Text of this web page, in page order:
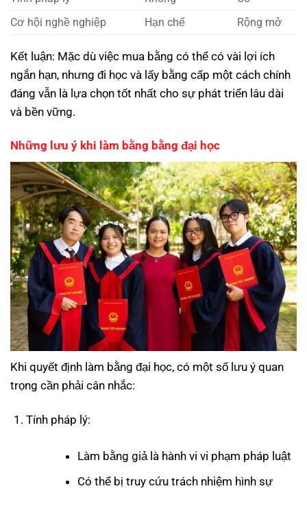
Cơ hội nghề nghiệp
Hạn chế Rộng mở
Kết luận: Mặc dù việc mua bằng có thể có vài lợi ích
ngắn hạn, nhưng đi học và lấy bằng cấp một cách chính
đáng vẫn là lựa chọn tốt nhất cho sự phát triển lâu dài
và bền vững.
Những lưu ý khi làm bằng bằng đại học
Khi quyết định làm bằng đại học, có một số lưu ý quan
trọng cần phải cân nhắc:
Tính pháp lý:
Làm bằng giả là hành vi vi phạm pháp luật
Có thể bị truy cứu trách nhiệm hình sự